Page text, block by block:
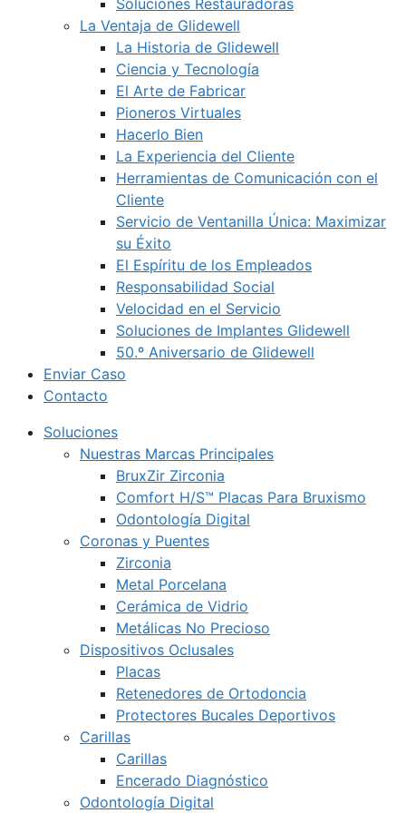
Soluciones Restauradoras
La Ventaja de Glidewell
La Historia de Glidewell
Ciencia y Tecnología
El Arte de Fabricar
Pioneros Virtuales
Hacerlo Bien
La Experiencia del Cliente
Herramientas de Comunicación con el
Cliente
Servicio de Ventanilla Única: Maximizar
su Éxito
El Espíritu de los Empleados
Responsabilidad Social
Velocidad en el Servicio
Soluciones de Implantes Glidewell
50.º Aniversario de Glidewell
Enviar Caso
Contacto
Soluciones
Nuestras Marcas Principales
BruxZir Zirconia
Comfort H/S™ Placas Para Bruxismo
Odontología Digital
Coronas y Puentes
Zirconia
Metal Porcelana
Cerámica de Vidrio
Metálicas No Precioso
Dispositivos Oclusales
Placas
Retenedores de Ortodoncia
Protectores Bucales Deportivos
Carillas
Carillas
Encerado Diagnóstico
Odontología Digital